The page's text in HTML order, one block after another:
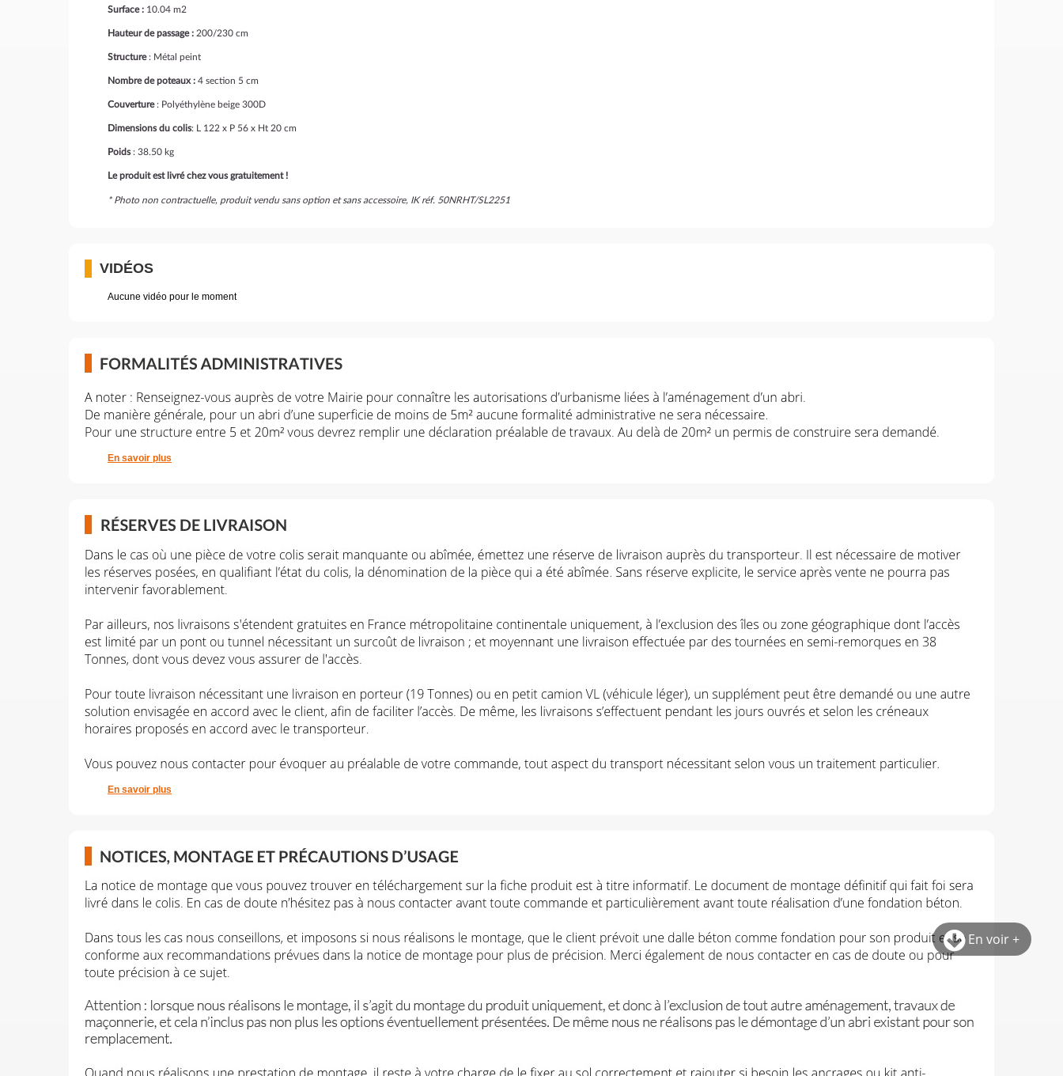
En voir +
Surface : 10.04 m2
Hauteur de passage : 200/230 cm
Structure: Métal peint
Nombre de poteaux : 4 section 5 cm
Couverture: Polyéthylène beige 300D
Dimensions du colis: L 122 x P 56 x Ht 20 cm
Poids: 38.50 kg
Le produit est livré chez vous gratuitement !
* Photo non contractuelle, produit vendu sans option et sans accessoire, IK réf. 50NRHT/SL2251
VIDÉOS
Aucune vidéo pour le moment
En savoir plus
En savoir plus